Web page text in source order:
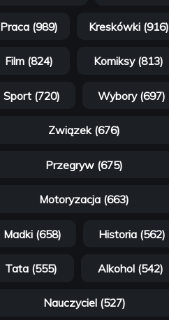
Praca (989) Kreskówki (916)
Film (824) Komiksy (813)
Sport (720) Wybory (697)
Związek (676)
Przegryw (675)
Motoryzacja (663)
Madki (658) Historia (562)
Tata (555) Alkohol (542)
Nauczyciel (527)